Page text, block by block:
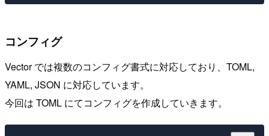
コンフィグ
Vector では複数のコンフィグ書式に対応しており、TOML,
YAML, JSON に対応しています。
今回は TOML にてコンフィグを作成していきます。